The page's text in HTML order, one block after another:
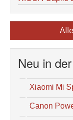
Neu in
Xiaomi Mi
Canon